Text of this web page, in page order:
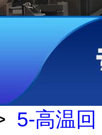
5-高温回